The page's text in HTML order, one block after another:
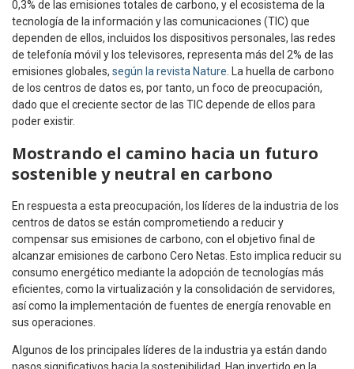
0,3% de las emisiones totales de carbono, y el ecosistema de la
tecnología de la información y las comunicaciones (TIC) que
dependen de ellos, incluidos los dispositivos personales, las redes
de telefonía móvil y los televisores, representa más del 2% de las
emisiones globales, según la revista Nature. La huella de carbono
de los centros de datos es, por tanto, un foco de preocupación,
dado que el creciente sector de las TIC depende de ellos para
poder existir.
Mostrando el camino hacia un futuro
sostenible y neutral en carbono
En respuesta a esta preocupación, los líderes de la industria de los
centros de datos se están comprometiendo a reducir y
compensar sus emisiones de carbono, con el objetivo final de
alcanzar emisiones de carbono Cero Netas. Esto implica reducir su
consumo energético mediante la adopción de tecnologías más
eficientes, como la virtualización y la consolidación de servidores,
así como la implementación de fuentes de energía renovable en
sus operaciones.
Algunos de los principales líderes de la industria ya están dando
pasos significativos hacia la sostenibilidad. Han invertido en la